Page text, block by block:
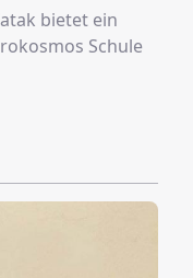
bietet ein
Schule